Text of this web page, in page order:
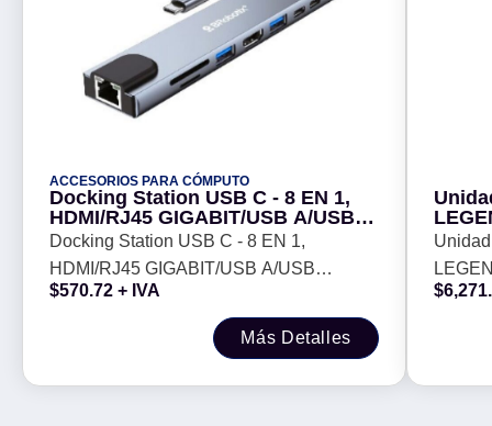
ACCESORIOS PARA CÓMPUTO
Docking Station USB C - 8 EN 1,
HDMI/RJ45 GIGABIT/USB A/USB
C/SD/MICRO SD. BROBOTIX
60007000
Docking Station USB C - 8 EN 1,
HDMI/RJ45 GIGABIT/USB A/USB
C/SD/MICRO SD. BROBOTIX 60007000
$570.72 + IVA
Más Detalles
2280
2280 -
$